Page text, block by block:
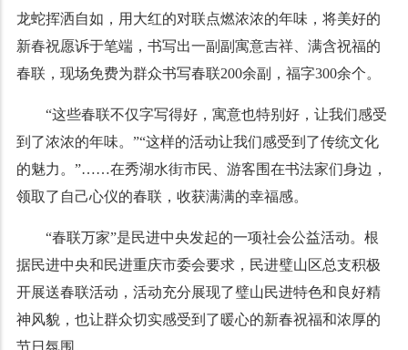
龙蛇挥洒自如，用大红的对联点燃浓浓的年味，将美好的
新春祝愿诉于笔端，书写出一副副寓意吉祥、满含祝福的
春联，现场免费为群众书写春联200余副，福字300余个。
“这些春联不仅字写得好，寓意也特别好，让我们感受
到了浓浓的年味。”“这样的活动让我们感受到了传统文化
的魅力。”……在秀湖水街市民、游客围在书法家们身边，
领取了自己心仪的春联，收获满满的幸福感。
“春联万家”是民进中央发起的一项社会公益活动。根
据民进中央和民进重庆市委会要求，民进璧山区总支积极
开展送春联活动，活动充分展现了璧山民进特色和良好精
神风貌，也让群众切实感受到了暖心的新春祝福和浓厚的
节日氛围。